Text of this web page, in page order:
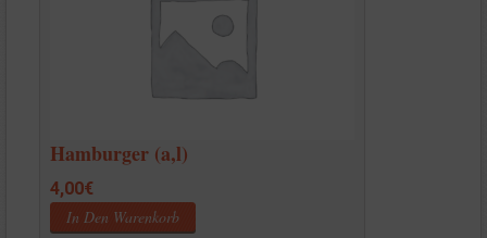
Optionen
der
Hamburger (a,l)
4,00€
In Den Warenkorb